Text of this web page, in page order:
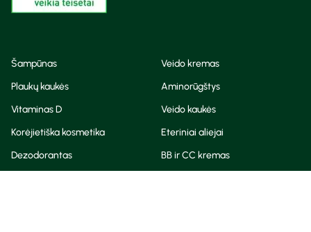
Šampūnas
Veido kremas
Plaukų kaukės
Aminorūgštys
Vitaminas D
Veido kaukės
Korėjietiška kosmetika
Eteriniai aliejai
Dezodorantas
BB ir CC kremas